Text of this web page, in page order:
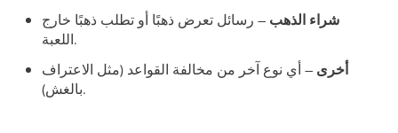
شراء الذهب – رسائل تعرض ذهبًا أو تطلب ذهبًا خارج
اللعبة.
أخرى – أي نوع آخر من مخالفة القواعد (مثل الاعتراف
بالغش).